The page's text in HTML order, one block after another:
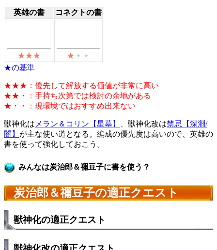
英雄の書 コネクトの書
★の基準
★★★：優先して解放する価値が非常に高い
★★・：手持ち次第では検討の余地がある
★・・：現環境ではおすすめ出来ない
獣神化は メラン＆コリン【星墓】 、獣神化改は禁忌【深淵/
闇】 が主な使い道となる。編成の優先度は高いので、英雄の
書を使って強化しておこう。
みんなは炭治郎＆禰豆子に書を使う？
炭治郎＆禰豆子の適正クエスト
獣神化の適正クエスト